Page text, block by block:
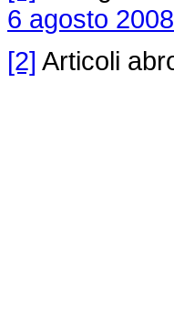
6 agosto
[2] Articoli